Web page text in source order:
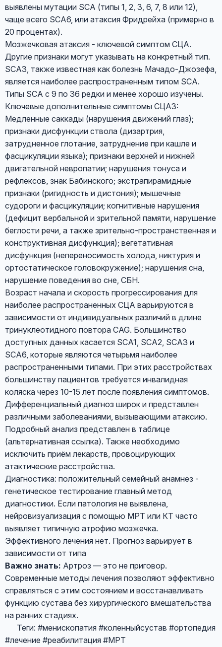
выявлены мутации SCA (типы 1, 2, 3, 6, 7, 8 или 12),
чаще всего SCA6, или атаксия Фридрейха (примерно в
20 процентах).
Мозжечковая атаксия - ключевой симптом СЦА.
Другие признаки могут указывать на конкретный тип.
SCA3, также известная как болезнь Мачадо-Джозефа,
является наиболее распространенным типом SCA.
Типы SCA с 9 по 36 редки и менее хорошо изучены.
Ключевые дополнительные симптомы СЦА3:
Медленные саккады (нарушения движений глаз);
признаки дисфункции ствола (дизартрия,
затрудненное глотание, затруднение при кашле и
фасцикуляции языка); признаки верхней и нижней
двигательной невропатии; нарушения тонуса и
рефлексов, знак Бабинского; экстрапирамидные
признаки (ригидность и дистония); мышечные
судороги и фасцикуляции; когнитивные нарушения
(дефицит вербальной и зрительной памяти, нарушение
беглости речи, а также зрительно-пространственная и
конструктивная дисфункция); вегетативная
дисфункция (непереносимость холода, никтурия и
ортостатическое головокружение); нарушения сна,
нарушение поведения во сне, СБН.
Возраст начала и скорость прогрессирования для
наиболее распространенных СЦА варьируются в
зависимости от индивидуальных различий в длине
тринуклеотидного повтора CAG. Большинство
доступных данных касается SCA1, SCA2, SCA3 и
SCA6, которые являются четырьмя наиболее
распространенными типами. При этих расстройствах
большинству пациентов требуется инвалидная
коляска через 10-15 лет после появления симптомов.
Дифференциальный диагноз широк и представлен
различными заболеваниями, вызывающими атаксию.
Подробный анализ представлен в таблице
(альтернативная ссылка). Также необходимо
исключить приём лекарств, провоцирующих
атактические расстройства.
Диагностика: положительный семейный анамнез -
генетическое тестирование главный метод
диагностики. Если патология не выявлена,
нейровизуализация с помощью МРТ или КТ часто
выявляет типичную атрофию мозжечка.
Эффективного лечения нет. Прогноз варьирует в
зависимости от типа
Важно знать: Артроз — это не приговор.
Современные методы лечения позволяют эффективно
справляться с этим состоянием и восстанавливать
функцию сустава без хирургического вмешательства
на ранних стадиях.
Теги: #менископатия #коленныйсустав #ортопедия
#лечение #реабилитация #МРТ